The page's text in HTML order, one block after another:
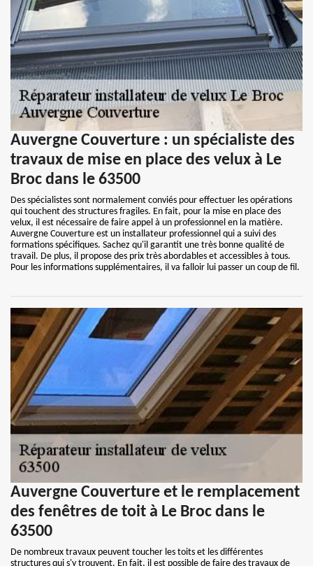
Auvergne Couverture : un spécialiste des
travaux de mise en place des velux à Le
Broc dans le 63500
Des spécialistes sont normalement conviés pour effectuer les opérations
qui touchent des structures fragiles. En fait, pour la mise en place des
velux, il est nécessaire de faire appel à un professionnel en la matière.
Auvergne Couverture est un installateur professionnel qui a suivi des
formations spécifiques. Sachez qu'il garantit une très bonne qualité de
travail. De plus, il propose des prix très abordables et accessibles à tous.
Pour les informations supplémentaires, il va falloir lui passer un coup de fil.
Auvergne Couverture et le remplacement
des fenêtres de toit à Le Broc dans le
63500
De nombreux travaux peuvent toucher les toits et les différentes
structures qui s'y trouvent. En fait, il est possible de faire des travaux de